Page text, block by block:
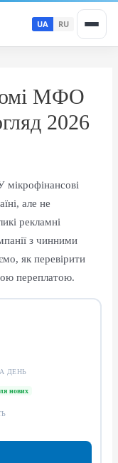
UA RU
МФО
2026
але не
рекламні
з чинними
як перевірити
переплатою.
ДЕНЬ
нових